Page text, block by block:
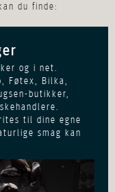
du finde:
og i net.
Føtex, Bilka,
butikker,
til dine egne
smag kan